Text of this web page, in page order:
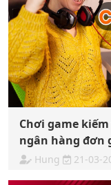
Chơi game
ngân hàng đơn
Hung 21-03-